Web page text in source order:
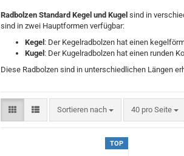
Radbolzen Standard Kegel und Kugel sind in
sind in zwei Hauptformen verfügbar:
Kegel : Der Kegelradbolzen hat einen
Kugel : Der Kugelradbolzen hat einen runden
Diese Radbolzen sind in unterschiedlichen Längen
Sortieren nach
Sortieren nach 40 pro Seite
pro Seite
TOP